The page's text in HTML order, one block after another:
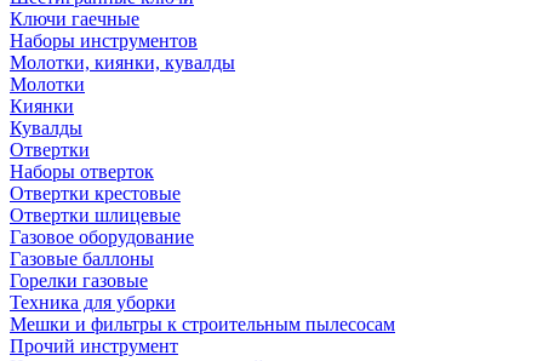
Ключи гаечные
Наборы инструментов
Молотки, киянки, кувалды
Молотки
Киянки
Кувалды
Отвертки
Наборы отверток
Отвертки крестовые
Отвертки шлицевые
Газовое оборудование
Газовые баллоны
Горелки газовые
Техника для уборки
Мешки и фильтры к строительным пылесосам
Прочий инструмент